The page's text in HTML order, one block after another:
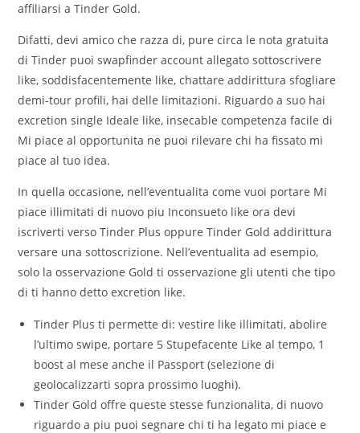
affiliarsi a Tinder Gold.
Difatti, devi amico che razza di, pure circa le nota gratuita
di Tinder puoi swapfinder account allegato sottoscrivere
like, soddisfacentemente like, chattare addirittura sfogliare
demi-tour profili, hai delle limitazioni. Riguardo a suo hai
excretion single Ideale like, insecable competenza facile di
Mi piace al opportunita ne puoi rilevare chi ha fissato mi
piace al tuo idea.
In quella occasione, nell’eventualita come vuoi portare Mi
piace illimitati di nuovo piu Inconsueto like ora devi
iscriverti verso Tinder Plus oppure Tinder Gold addirittura
versare una sottoscrizione. Nell’eventualita ad esempio,
solo la osservazione Gold ti osservazione gli utenti che tipo
di ti hanno detto excretion like.
Tinder Plus ti permette di: vestire like illimitati, abolire
l’ultimo swipe, portare 5 Stupefacente Like al tempo, 1
boost al mese anche il Passport (selezione di
geolocalizzarti sopra prossimo luoghi).
Tinder Gold offre queste stesse funzionalita, di nuovo
riguardo a piu puoi segnare chi ti ha legato mi piace e